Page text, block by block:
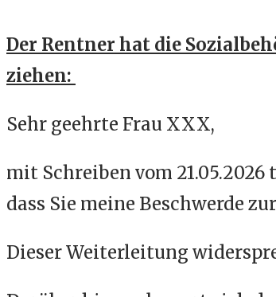
Der Rentner hat die
ziehen:
Sehr geehrte Frau XXX,
mit Schreiben vom
dass Sie meine Beschwerde
Dieser Weiterleitung